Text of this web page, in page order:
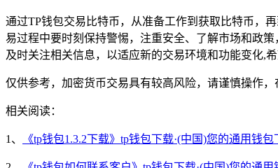
通过TP钱包交易比特币，从准备工作到获取比特币，
易过程中要时刻保持警惕，注重安全、了解市场和政
及时关注相关信息，以适应新的交易环境和功能变化,
仅供参考，加密货币交易具有较高风险，请谨慎操作
相关阅读：
1、 《tp钱包1.3.2下载》tp钱包下载·(中国)您的通用钱包